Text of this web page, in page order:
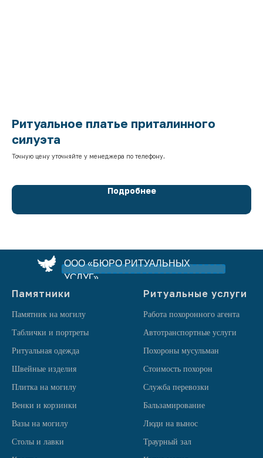
Ритуальное платье приталинного
силуэта
Точную цену уточняйте у менеджера по телефону.
Подробнее
ООО «БЮРО РИТУАЛЬНЫХ
УСЛУГ»
Памятники
Памятник на могилу
Таблички и портреты
Ритуальная одежда
Швейные изделия
Плитка на могилу
Венки и корзинки
Вазы на могилу
Столы и лавки
Ритуальные услуги
Работа похоронного агента
Автотранспортные услуги
Похороны мусульман
Стоимость похорон
Служба перевозки
Бальзамирование
Люди на вынос
Траурный зал